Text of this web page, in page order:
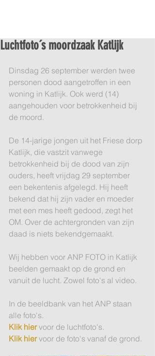
Luchtfoto´s moordzaak Katlijk
Dinsdag 26 september werden twee
personen dood aangetroffen in een
woning in Katlijk. Ook werd (14)
aangehouden voor betrokkenheid bij
de moord.
De 14-jarige jongen uit het Friese dorp
Katlijk, die vastzit vanwege
betrokkenheid bij de dood van zijn
ouders, heeft vrijdag 29 september
een bekentenis afgelegd. Hij heeft
bekend dat hij zijn vader en moeder
met een mes heeft gedood, zegt het
OM. Over de achtergronden van zijn
daad is niets bekendgemaakt.
Wij hebben voor ANP FOTO in Katlijk
beelden gemaakt op de grond en
vanuit de lucht. Zowel foto's al video.
In de beeldbank van het ANP staan
alle foto's.
Klik hier voor de luchtfoto's.
Klik hier voor de foto's vanaf de grond.